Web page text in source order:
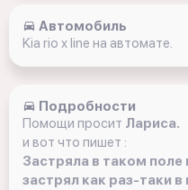
Автомобиль
Kia rio x line на автомате.
Подробности
Помощи просит Лариса.
и вот что пишет :
Застряла в таком поле
застрял как раз-таки